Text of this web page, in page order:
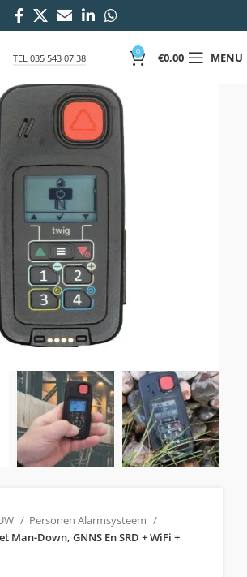
TEL 035 543 07 38
0 €0,00 MENU
Personen Alarmsysteem
Man-Down, GNNS En SRD + WiFi +